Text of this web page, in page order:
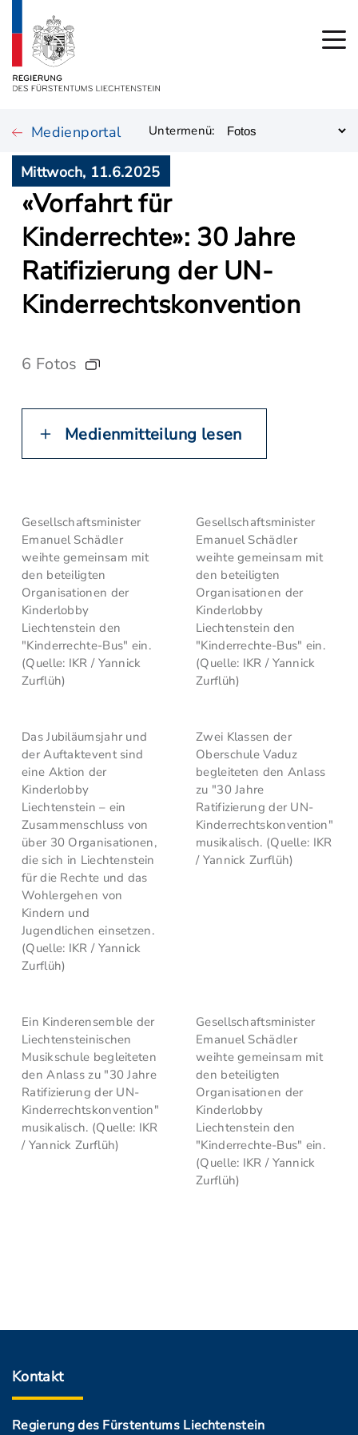
Medienportal Untermenü:
Mittwoch, 11.6.2025
«Vorfahrt für
Kinderrechte»: 30 Jahre
Ratifizierung der UN-
Kinderrechtskonvention
6 Fotos
Medienmitteilung lesen
Gesellschaftsminister
Emanuel Schädler
weihte gemeinsam mit
den beteiligten
Organisationen der
Kinderlobby
Liechtenstein den
"Kinderrechte-Bus" ein.
(Quelle: IKR / Yannick
Zurflüh)
Gesellschaftsminister
Emanuel Schädler
weihte gemeinsam mit
den beteiligten
Organisationen der
Kinderlobby
Liechtenstein den
"Kinderrechte-Bus" ein.
(Quelle: IKR / Yannick
Zurflüh)
Das Jubiläumsjahr und
der Auftaktevent sind
eine Aktion der
Kinderlobby
Liechtenstein – ein
Zusammenschluss von
über 30 Organisationen,
die sich in Liechtenstein
für die Rechte und das
Wohlergehen von
Kindern und
Jugendlichen einsetzen.
(Quelle: IKR / Yannick
Zurflüh)
Zwei Klassen der
Oberschule Vaduz
begleiteten den Anlass
zu "30 Jahre
Ratifizierung der UN-
Kinderrechtskonvention"
musikalisch. (Quelle: IKR
/ Yannick Zurflüh)
Ein Kinderensemble der
Liechtensteinischen
Musikschule begleiteten
den Anlass zu "30 Jahre
Ratifizierung der UN-
Kinderrechtskonvention"
musikalisch. (Quelle: IKR
/ Yannick Zurflüh)
Gesellschaftsminister
Emanuel Schädler
weihte gemeinsam mit
den beteiligten
Organisationen der
Kinderlobby
Liechtenstein den
"Kinderrechte-Bus" ein.
(Quelle: IKR / Yannick
Zurflüh)
Kontakt
Regierung des Fürstentums Liechtenstein